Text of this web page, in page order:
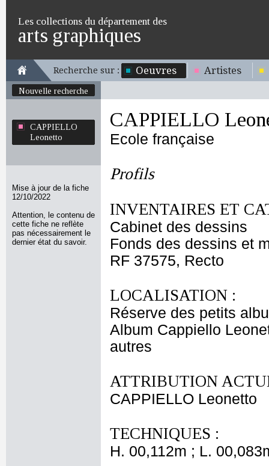
Les collections du département des
arts graphiques
Recherche sur : Oeuvres Artistes
Nouvelle recherche
CAPPIELLO
Leonetto
Mise à jour de la fiche
12/10/2022
Attention, le contenu de
cette fiche ne reflète
pas nécessairement le
dernier état du savoir.
CAPPIELLO
Ecole française
Profils
INVENTAIRES ET
Cabinet des dessins
Fonds des dessins et
RF 37575, Recto
LOCALISATION :
Réserve des petits
Album Cappiello
autres
ATTRIBUTION
CAPPIELLO Leonetto
TECHNIQUES :
H. 00,112m ; L.